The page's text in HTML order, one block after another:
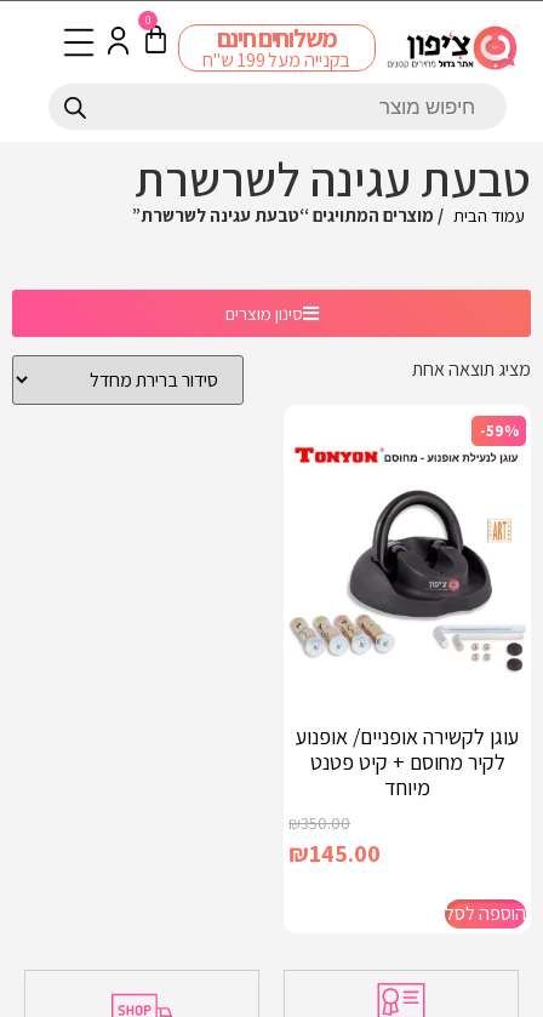
משלוחים חינם
בקנייה מעל 199 ש"ח
0
טבעת עגינה לשרשרת
עמוד הבית / מוצרים המתויגים “טבעת עגינה לשרשרת”
סינון מוצרים
מציג תוצאה אחת
-59%
עוגן לקשירה אופניים/ אופנוע
לקיר מחוסם + קיט פטנט
מיוחד
₪350.00
₪145.00
הוספה לסל